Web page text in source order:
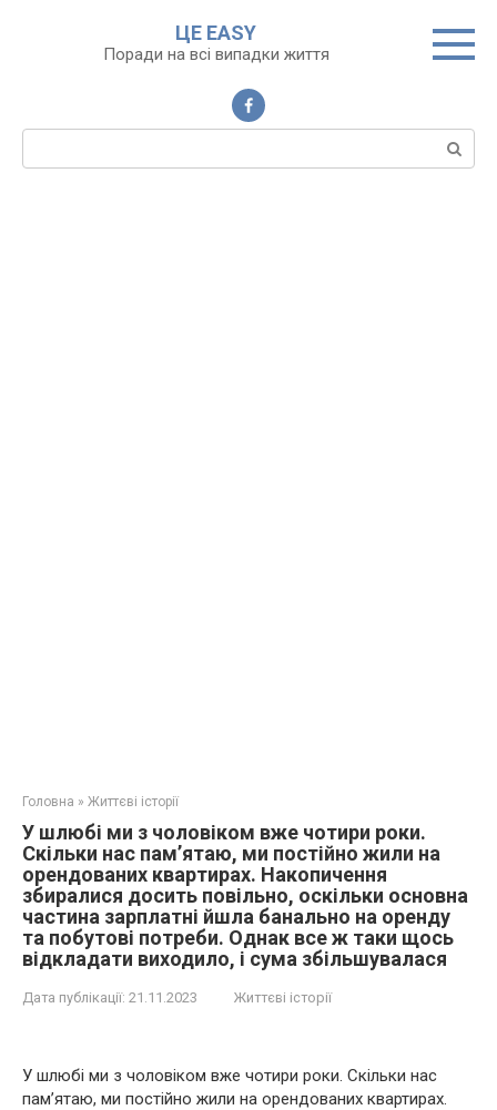
ЦЕ EASY
Поради на всі випадки життя
Пошук:
Головна » Життєві історії
У шлюбі ми з чоловіком вже чотири роки.
Скільки нас пам’ятаю, ми постійно жили на
орендованих квартирах. Накопичення
збиралися досить повільно, оскільки основна
частина зарплатні йшла банально на оренду
та побутові потреби. Однак все ж таки щось
відкладати виходило, і сума збільшувалася
Дата публікації: 21.11.2023 Життєві історії
У шлюбі ми з чоловіком вже чотири роки. Скільки нас
пам’ятаю, ми постійно жили на орендованих квартирах.